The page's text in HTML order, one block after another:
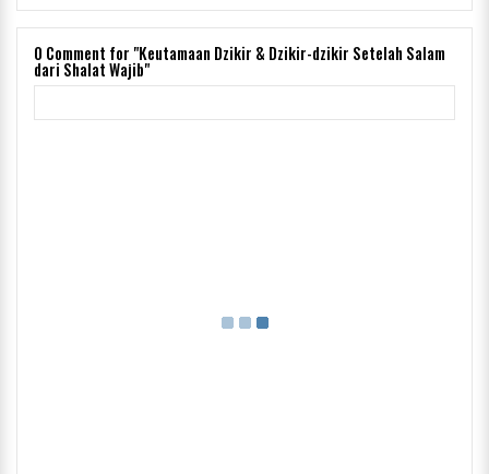
0 Comment for "Keutamaan Dzikir & Dzikir-dzikir Setelah Salam
dari Shalat Wajib"